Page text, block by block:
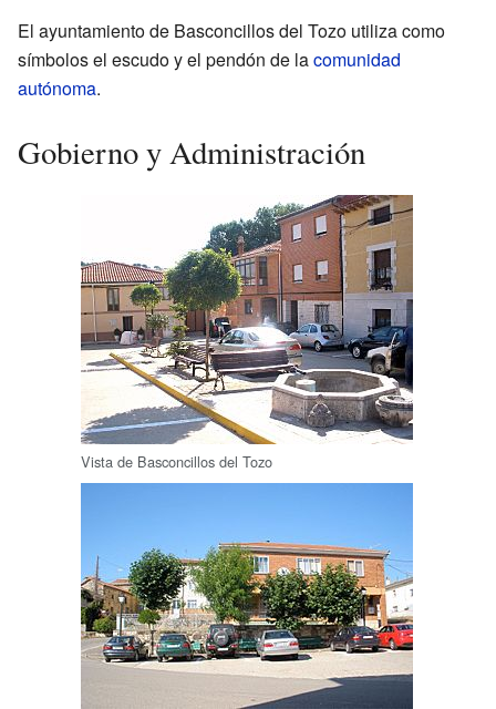
El ayuntamiento de Basconcillos del Tozo utiliza como
símbolos el escudo y el pendón de lacomunidad
autónoma.
Gobierno y Administración
Vista de Basconcillos del Tozo